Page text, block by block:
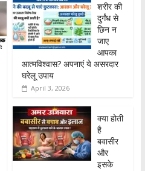
शरीर की
दुर्गंध से
छिन न
जाए
आपका
आत्मविश्वास? अपनाएं ये असरदार
घरेलू उपाय
April 3, 2026
क्या होती
है
बवासीर
और
इसके